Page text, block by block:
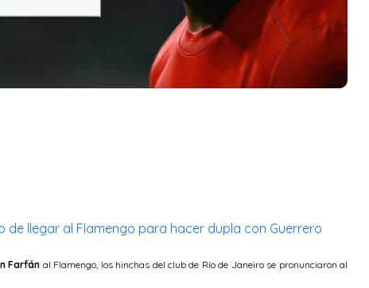
de llegar al Flamengo para hacer dupla con Guerrero
Farfán al Flamengo, los hinchas del club de Río de Janeiro se pronunciaron al